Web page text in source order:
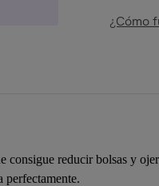
¿Cómo
consigue reducir bolsas y
perfectamente.